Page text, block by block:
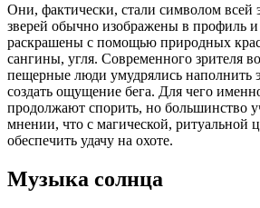
Они, фактически, стали символом
зверей обычно изображены в профиль и
раскрашены с помощью природных
сангины, угля. Современного зрителя
пещерные люди умудрялись наполнить
создать ощущение бега. Для чего
продолжают спорить, но большинство
мнении, что с магической, ритуальной
обеспечить удачу на охоте.
Музыка солнца